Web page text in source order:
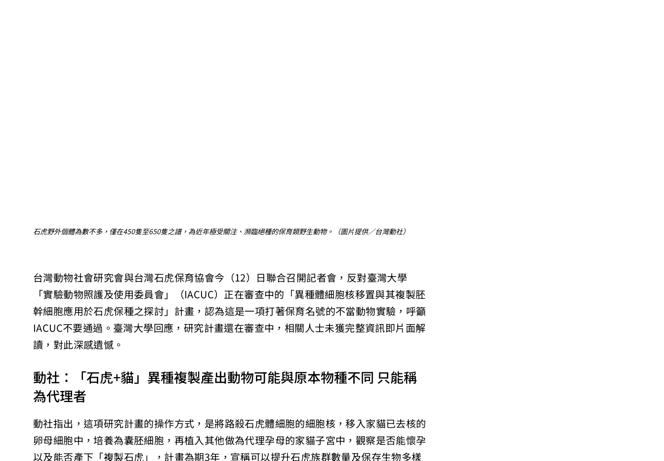
石虎野外個體為數不多，僅在450隻至650隻之譜，為近年極受關注、瀕臨絕種的保育類野生動物。（圖片提供／台灣動社）
台灣動物社會研究會與台灣石虎保育協會今（12）日聯合召開記者會，反對臺灣大學
「實驗動物照護及使用委員會」（IACUC）正在審查中的「異種體細胞核移置與其複製胚
幹細胞應用於石虎保種之探討」計畫，認為這是一項打著保育名號的不當動物實驗，呼籲
IACUC不要通過。臺灣大學回應，研究計畫還在審查中，相關人士未獲完整資訊即片面解
讀，對此深感遺憾。
動社：「石虎+貓」異種複製產出動物可能與原本物種不同 只能稱
為代理者
動社指出，這項研究計畫的操作方式，是將路殺石虎體細胞的細胞核，移入家貓已去核的
卵母細胞中，培養為囊胚細胞，再植入其他做為代理孕母的家貓子宮中，觀察是否能懷孕